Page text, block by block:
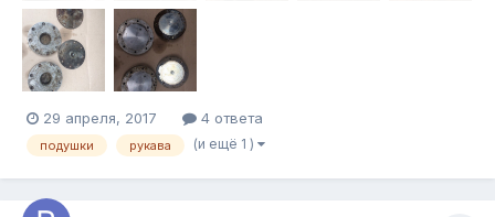
29 апреля, 2017 4 ответа
подушки рукава (и ещё 1 )